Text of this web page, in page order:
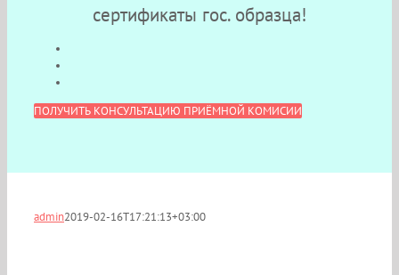
сертификаты гос. образца!
ПОЛУЧИТЬ КОНСУЛЬТАЦИЮ ПРИЁМНОЙ КОМИСИИ
admin2019-02-16T17:21:13+03:00